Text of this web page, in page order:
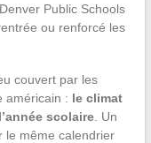
Public Schools
ou renforcé les
couvert par les
américain : le climat
scolaire. Un
le même calendrier